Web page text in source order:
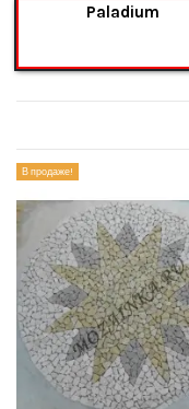
Paladium
В продаже!